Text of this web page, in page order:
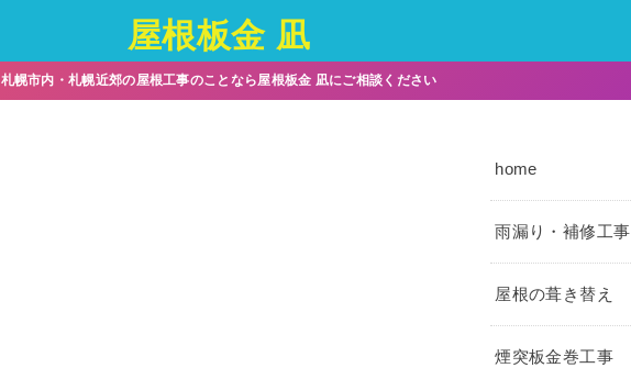
屋根板金 凪
札幌市内・札幌近郊の屋根工事のことなら屋根板金 凪にご相談ください
home
雨漏り・補修工事
屋根の葺き替え
煙突板金巻工事